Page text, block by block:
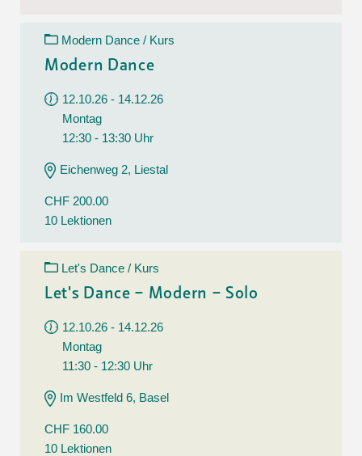
Modern Dance / Kurs
Modern Dance
12.10.26 - 14.12.26
Montag
12:30 - 13:30 Uhr
Eichenweg 2, Liestal
CHF 200.00
10 Lektionen
Let's Dance / Kurs
Let's Dance – Modern – Solo
12.10.26 - 14.12.26
Montag
11:30 - 12:30 Uhr
Im Westfeld 6, Basel
CHF 160.00
10 Lektionen